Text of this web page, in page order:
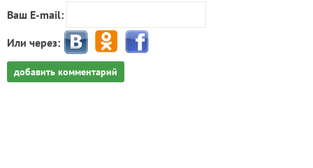
Ваш E-mail:
Или через:
добавить комментарий